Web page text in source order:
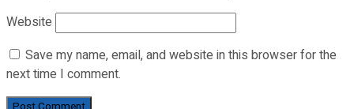
Website
Save my name, email, and website in this browser for the
next time I comment.